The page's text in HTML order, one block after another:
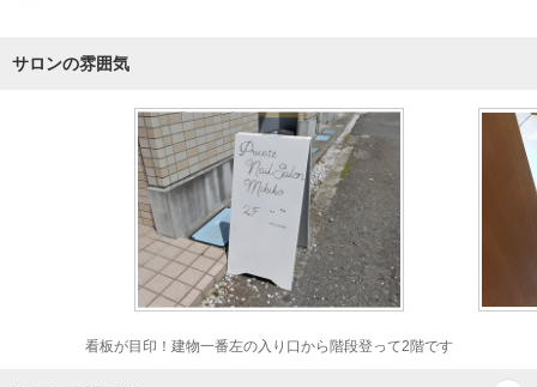
サロンの雰囲気
看板が目印！建物一番左の入り口から階段登って2階です